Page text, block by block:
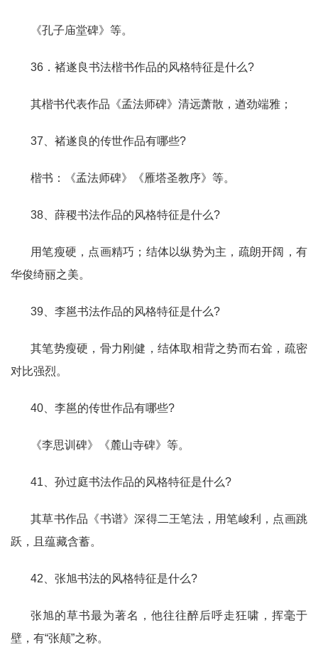
《孔子庙堂碑》等。
36．褚遂良书法楷书作品的风格特征是什么?
其楷书代表作品《孟法师碑》清远萧散，遒劲端雅；
37、褚遂良的传世作品有哪些?
楷书：《孟法师碑》《雁塔圣教序》等。
38、薛稷书法作品的风格特征是什么?
用笔瘦硬，点画精巧；结体以纵势为主，疏朗开阔，有
华俊绮丽之美。
39、李邕书法作品的风格特征是什么?
其笔势瘦硬，骨力刚健，结体取相背之势而右耸，疏密
对比强烈。
40、李邕的传世作品有哪些?
《李思训碑》《麓山寺碑》等。
41、孙过庭书法作品的风格特征是什么?
其草书作品《书谱》深得二王笔法，用笔峻利，点画跳
跃，且蕴藏含蓄。
42、张旭书法的风格特征是什么?
张旭的草书最为著名，他往往醉后呼走狂啸，挥毫于
壁，有“张颠”之称。